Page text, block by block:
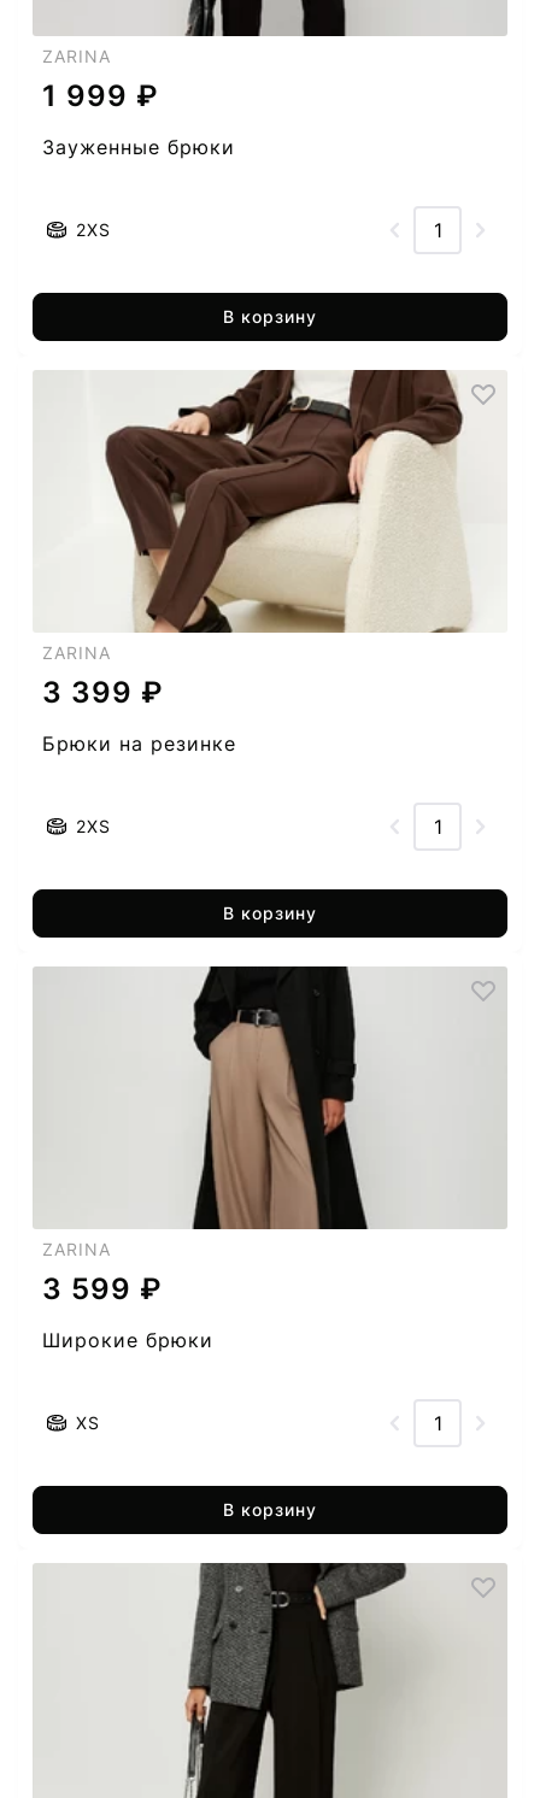
ZARINA
1 999 ₽
Зауженные брюки
2XS
В корзину
ZARINA
3 399 ₽
Брюки на резинке
2XS
В корзину
ZARINA
3 599 ₽
Широкие брюки
XS
В корзину